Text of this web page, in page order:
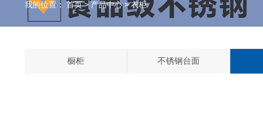
我的位置： 首页> 产品中心>衣柜
橱柜 不锈钢台面